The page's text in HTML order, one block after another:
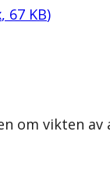
, 67 KB)
om vikten